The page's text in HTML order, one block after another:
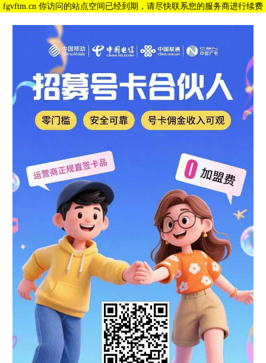
fgvftm.cn 你访问的站点空间已经到期，请尽快联系您的服务商进行续费